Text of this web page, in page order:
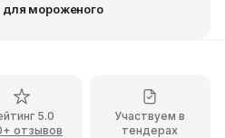
мороженого
5.0
отзывов
Участвуем в
тендерах